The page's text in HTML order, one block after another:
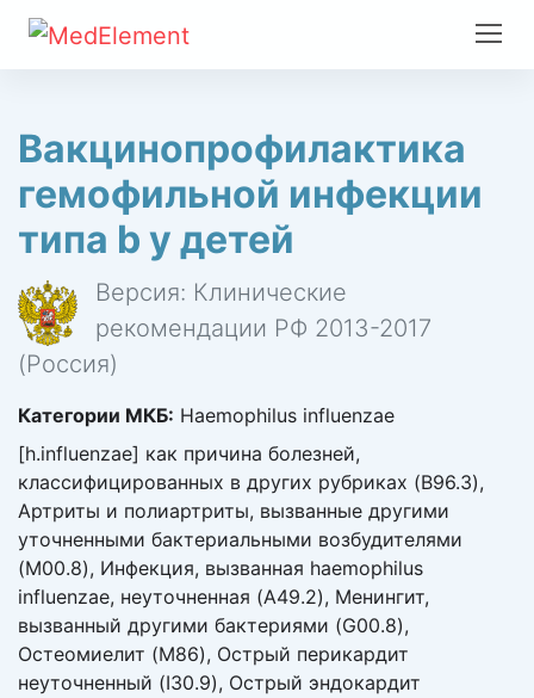
Вакцинопрофилактика
гемофильной инфекции
типа b у детей
Версия: Клинические
рекомендации РФ 2013-2017
(Россия)
Категории МКБ: Haemophilus influenzae
[h.influenzae] как причина болезней,
классифицированных в других рубриках (B96.3),
Артриты и полиартриты, вызванные другими
уточненными бактериальными возбудителями
(M00.8), Инфекция, вызванная haemophilus
influenzae, неуточненная (A49.2), Менингит,
вызванный другими бактериями (G00.8),
Остеомиелит (M86), Острый перикардит
неуточненный (I30.9), Острый эндокардит